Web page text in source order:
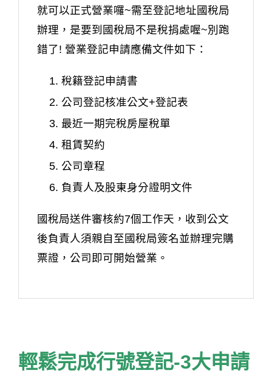
就可以正式營業囉~需至登記地址國稅局
辦理，是要到國稅局不是稅捐處喔~別跑
錯了! 營業登記申請應備文件如下：
稅籍登記申請書
公司登記核准公文+登記表
最近一期完稅房屋稅單
租賃契約
公司章程
負責人及股東身分證明文件
國稅局送件審核約7個工作天，收到公文
後負責人須親自至國稅局簽名並辦理完購
票證，公司即可開始營業。
輕鬆完成行號登記-3大申請